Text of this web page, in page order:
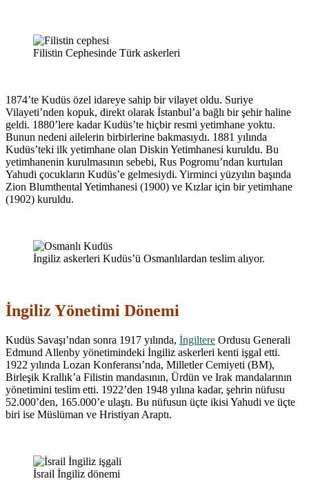
Filistin Cephesinde Türk askerleri
1874’te Kudüs özel idareye sahip bir vilayet oldu. Suriye
Vilayeti’nden kopuk, direkt olarak İstanbul’a bağlı bir şehir haline
geldi. 1880’lere kadar Kudüs’te hiçbir resmi yetimhane yoktu.
Bunun nedeni ailelerin birbirlerine bakmasıydı. 1881 yılında
Kudüs’teki ilk yetimhane olan Diskin Yetimhanesi kuruldu. Bu
yetimhanenin kurulmasının sebebi, Rus Pogromu’ndan kurtulan
Yahudi çocukların Kudüs’e gelmesiydi. Yirminci yüzyılın başında
Zion Blumthental Yetimhanesi (1900) ve Kızlar için bir yetimhane
(1902) kuruldu.
İngiliz askerleri Kudüs’ü Osmanlılardan teslim alıyor.
İngiliz Yönetimi Dönemi
Kudüs Savaşı’ndan sonra 1917 yılında, İngiltere Ordusu Generali
Edmund Allenby yönetimindeki İngiliz askerleri kenti işgal etti.
1922 yılında Lozan Konferansı’nda, Milletler Cemiyeti (BM),
Birleşik Krallık’a Filistin mandasının, Ürdün ve Irak mandalarının
yönetimini teslim etti. 1922’den 1948 yılına kadar, şehrin nüfusu
52.000’den, 165.000’e ulaştı. Bu nüfusun üçte ikisi Yahudi ve üçte
biri ise Müslüman ve Hristiyan Araptı.
İsrail İngiliz dönemi